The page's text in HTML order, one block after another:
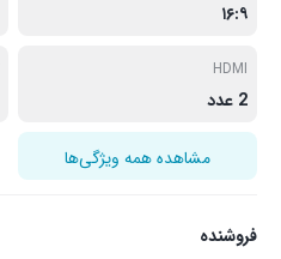
۱۶:۹
HDMI
2 عدد
مشاهده همه ویژگی‌ها
فروشنده